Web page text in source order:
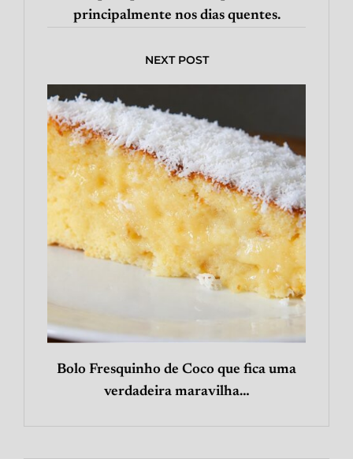
principalmente nos dias quentes.
NEXT POST
Bolo Fresquinho de Coco que fica uma
verdadeira maravilha…